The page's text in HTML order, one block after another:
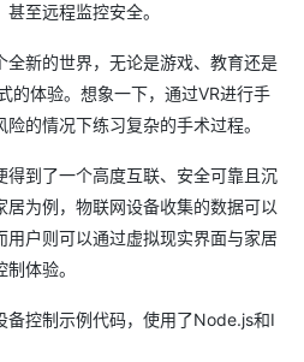
至远程监控安全。
全新的世界，无论是游戏、教育还是
的体验。想象一下，通过VR进行手
的情况下练习复杂的手术过程。
得到了一个高度互联、安全可靠且沉
为例，物联网设备收集的数据可以
用户则可以通过虚拟现实界面与家居
体验。
备控制示例代码，使用了Node.js和I